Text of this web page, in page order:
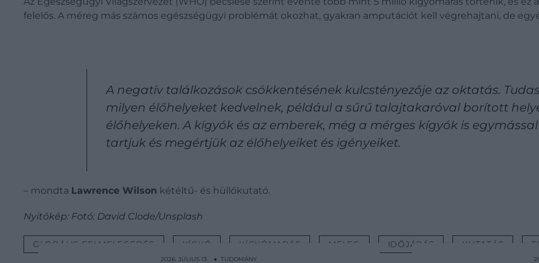
felelős. A méreg más számos egészségügyi problémát okozhat, gyakran amputációt kell végrehajtani, de
A negatív találkozások csökkentésének kulcstényezője az oktatás.
milyen élőhelyeket kedvelnek, például a sűrű talajtakaróval borított
élőhelyeken.A kígyók és az emberek, még a mérges kígyók is
tartjuk és megértjük az élőhelyeiket és igényeiket.
– mondta Lawrence Wilson kétéltű- és hüllőkutató.
Nyitókép: Fotó: David Clode/Unsplash
GLOBÁLIS FELMELEGEDÉS KÍGYÓ KÍGYÓMARÁS MELEG IDŐJÁRÁS KUTATÁS
2026. JÚLIUS 13. ● TUDOMÁNY